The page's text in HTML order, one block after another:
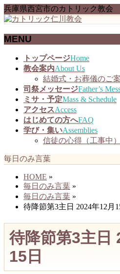
兵庫県西宮市のカトリック教会
MENU
トップページHome
教会案内About Us
結婚式・お葬儀のご
司祭メッセージFather’s
ミサ・予定Mass & Schedule
アクセスAccess
はじめての方へFAQ
学び・集いAssemblies
信徒の心得（工事中
毎日のみ言葉
HOME »
毎日のみ言葉 »
毎日のみ言葉 »
待降節第3主日 2024年12月
待降節第3主日
15日